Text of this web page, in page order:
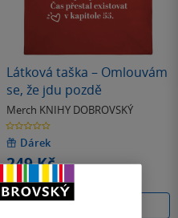
Látková taška – Omlouvám
se, že jdu pozdě
Merch KNIHY DOBROVSKÝ
0.0
z
5
hvězdiček
Dárek
249 Kč
Na prodejně